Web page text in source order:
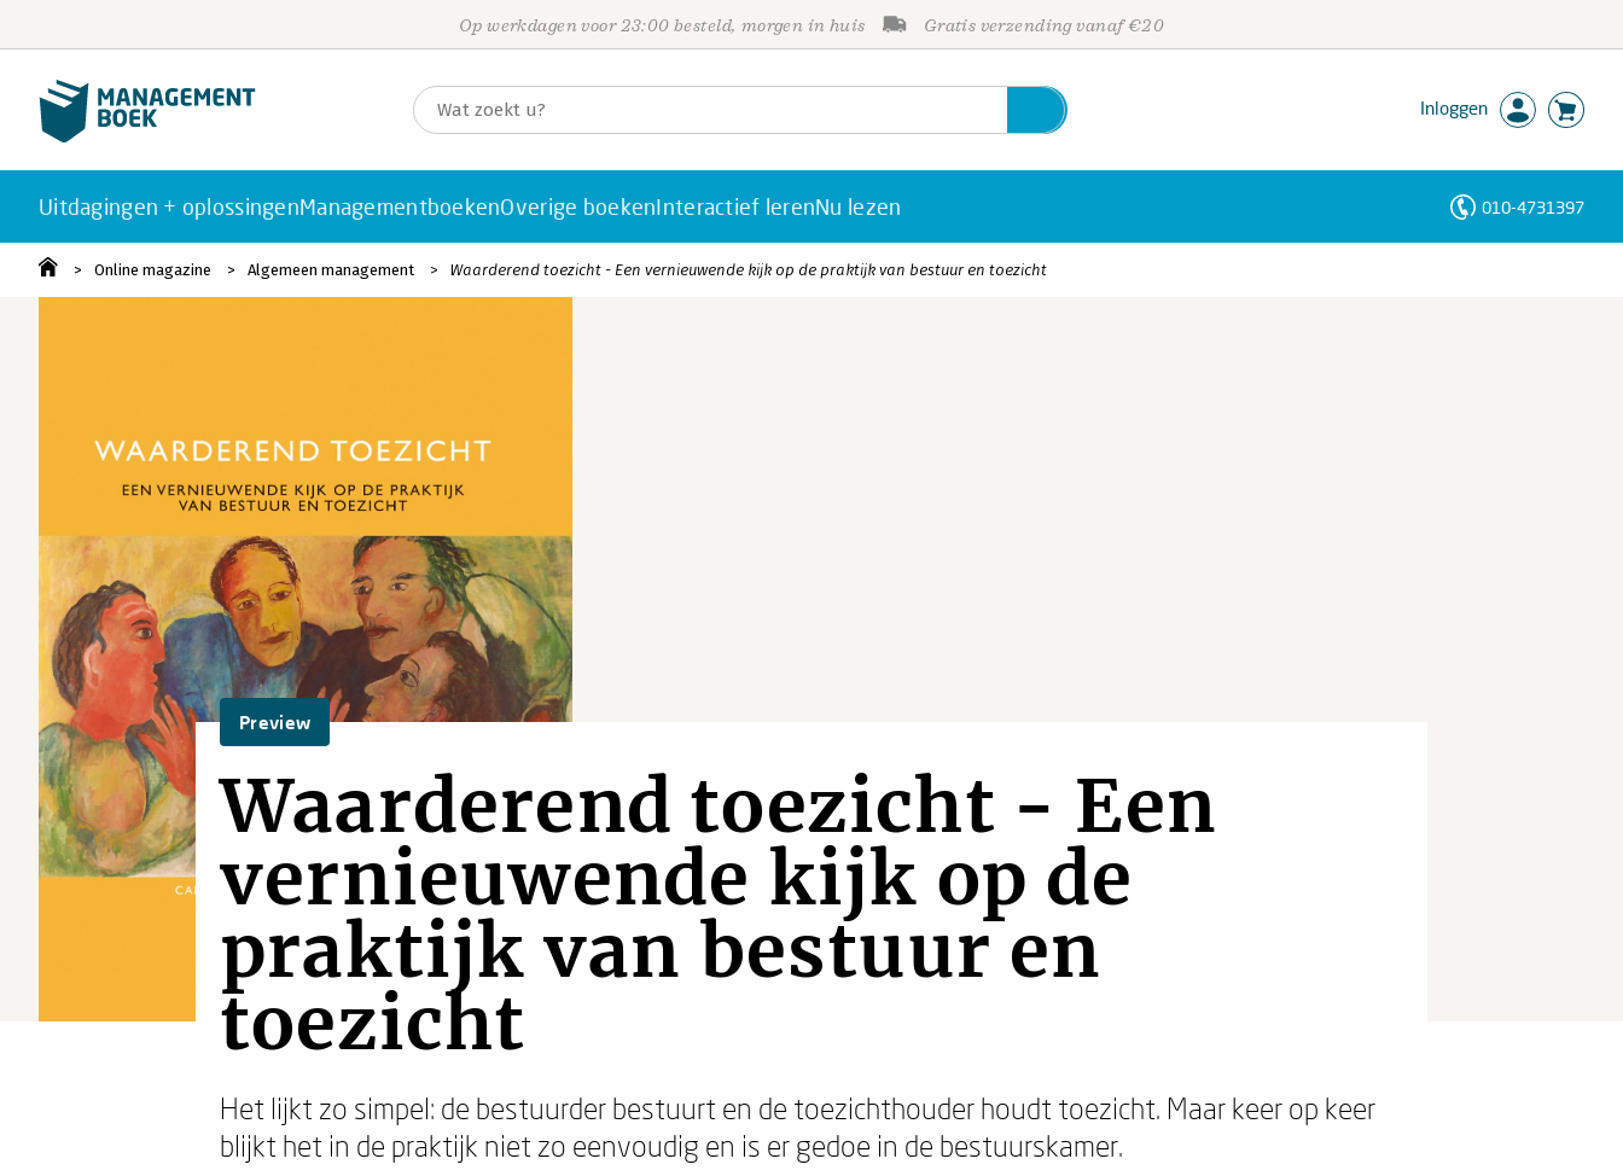
Op werkdagen voor 23:00 besteld, morgen in huis Gratis verzending vanaf €20
Inloggen
Uitdagingen + oplossingenManagementboekenOverige boekenInteractief lerenNu lezen 010-4731397
Online magazine Algemeen management Waarderend toezicht - Een vernieuwende kijk op de praktijk van bestuur en toezicht
Preview
Waarderend toezicht - Een
vernieuwende kijk op de
praktijk van bestuur en
toezicht
Het lijkt zo simpel: de bestuurder bestuurt en de toezichthouder houdt toezicht. Maar keer op keer
blijkt het in de praktijk niet zo eenvoudig en is er gedoe in de bestuurskamer.
Personen